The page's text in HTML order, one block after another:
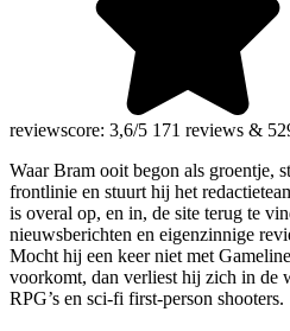
reviewscore: 3,6/5 171 reviews &
Waar Bram ooit begon als groentje,
frontlinie en stuurt hij het
is overal op, en in, de site terug te
nieuwsberichten en eigenzinnige
Mocht hij een keer niet met
voorkomt, dan verliest hij zich in de
RPG’s en sci-fi first-person shooters.